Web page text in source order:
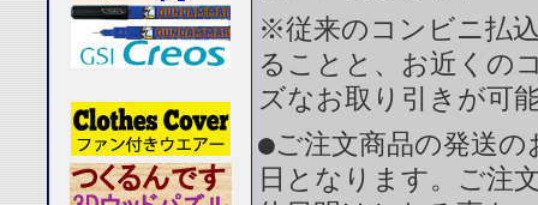
※従来のコンビニ払
ることと、お近くの
ズなお取り引きが可
●ご注文商品の発送の
日となります。ご注